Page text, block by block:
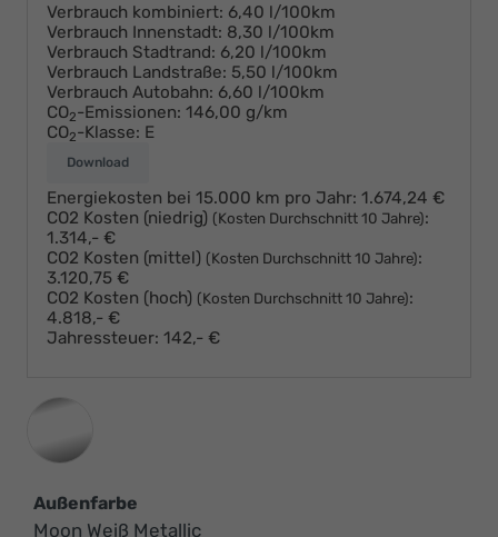
Verbrauch kombiniert: 6,40 l/100km
Verbrauch Innenstadt: 8,30 l/100km
Verbrauch Stadtrand: 6,20 l/100km
Verbrauch Landstraße: 5,50 l/100km
Verbrauch Autobahn: 6,60 l/100km
CO2-Emissionen: 146,00 g/km
CO2-Klasse: E
Download
Energiekosten bei 15.000 km pro Jahr: 1.674,24 €
CO2 Kosten (niedrig) (Kosten Durchschnitt 10 Jahre):
1.314,- €
CO2 Kosten (mittel) (Kosten Durchschnitt 10 Jahre):
3.120,75 €
CO2 Kosten (hoch) (Kosten Durchschnitt 10 Jahre):
4.818,- €
Jahressteuer: 142,- €
Außenfarbe
Moon Weiß Metallic